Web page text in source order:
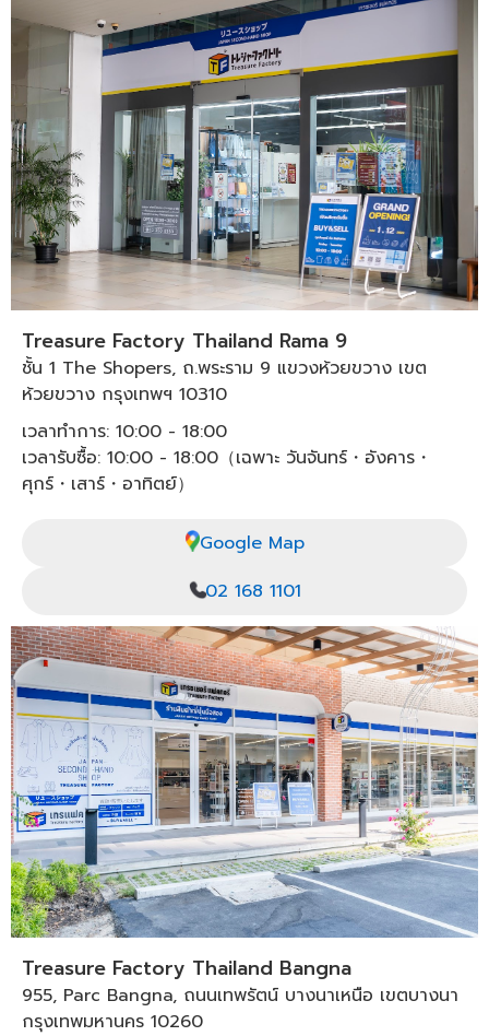
Treasure Factory Thailand Rama 9
ชั้น 1 The Shopers, ถ.พระราม 9 แขวงห้วยขวาง เขต
ห้วยขวาง กรุงเทพฯ 10310
เวลาทำการ: 10:00 - 18:00
เวลารับซื้อ: 10:00 - 18:00（เฉพาะ วันจันทร์・อังคาร・
ศุกร์・เสาร์・อาทิตย์）
Google Map
02 168 1101
Treasure Factory Thailand Bangna
955, Parc Bangna, ถนนเทพรัตน์ บางนาเหนือ เขตบางนา
กรุงเทพมหานคร 10260